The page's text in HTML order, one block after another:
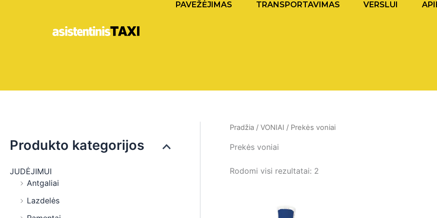
PAVEŽĖJIMAS TRANSPORTAVIMAS VERSLUI
Produkto kategorijos
JUDĖJIMUI
Antgaliai
Lazdelės
Pradžia /VONIAI / Prekės voniai
Prekės voniai
Rodomi visi rezultatai: 2